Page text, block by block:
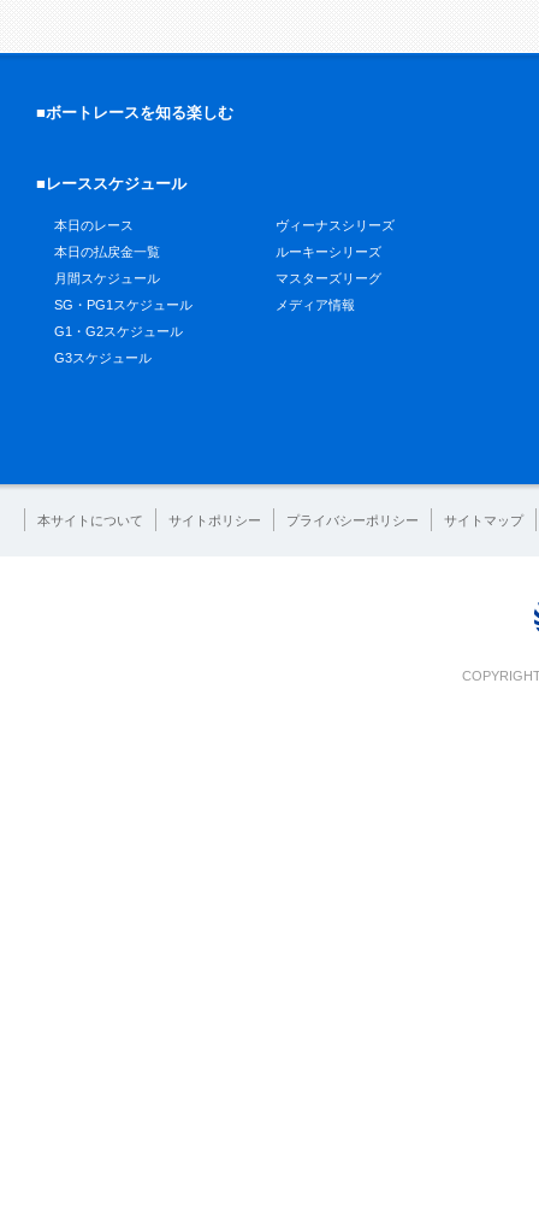
■ボートレースを知る楽しむ
■レーススケジュール
本日のレース
本日の払戻金一覧
月間スケジュール
SG・PG1スケジュール
G1・G2スケジュール
G3スケジュール
ヴィーナスシリーズ
ルーキーシリーズ
マスターズリーグ
メディア情報
本サイトについて サイトポリシー プライバシーポリシー サイトマップ